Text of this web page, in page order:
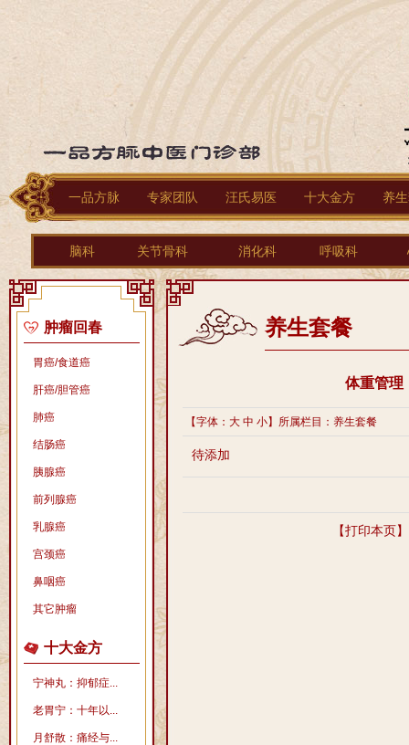
一品方脉 专家团队 汪氏易医 十大金方 养
脑科 关节骨科 消化科 呼吸科
肿瘤回春
胃癌/食道癌
肝癌/胆管癌
肺癌
结肠癌
胰腺癌
前列腺癌
乳腺癌
宫颈癌
鼻咽癌
其它肿瘤
十大金方
宁神丸：抑郁症...
老胃宁：十年以...
月舒散：痛经与...
养生套餐
体重管理
【字体： 大 中 小】所属栏目：养生套餐
待添加
【打印本页